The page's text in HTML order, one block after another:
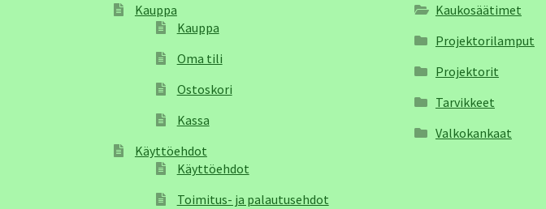
Kauppa
Kauppa
Oma tili
Ostoskori
Kassa
Käyttöehdot
Käyttöehdot
Toimitus- ja palautusehdot
Kaukosäätimet
Projektorilamput
Projektorit
Tarvikkeet
Valkokankaat